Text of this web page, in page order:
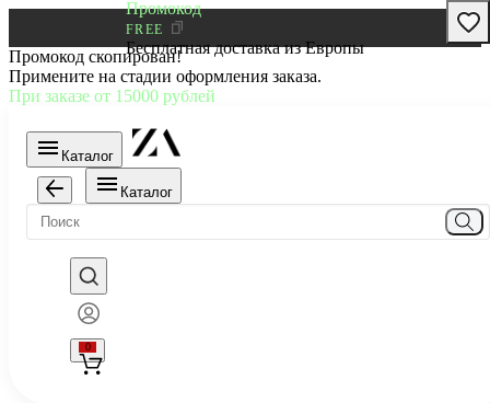
Промокод
FREE
Бесплатная доставка из Европы
Промокод скопирован!
Примените на стадии оформления заказа.
При заказе от 15000 рублей
Каталог
Каталог
0